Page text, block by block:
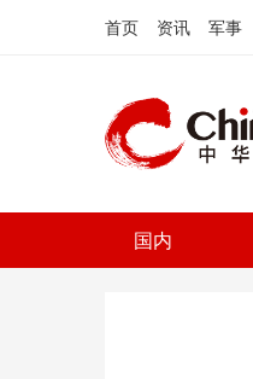
首页 资讯 军事
国内